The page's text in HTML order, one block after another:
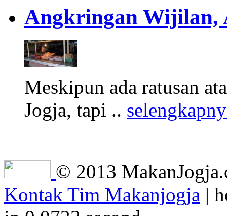
Angkringan Wijilan,
Meskipun ada ratusan
Jogja, tapi ..
© 2013
Kontak Tim Makanjogja |